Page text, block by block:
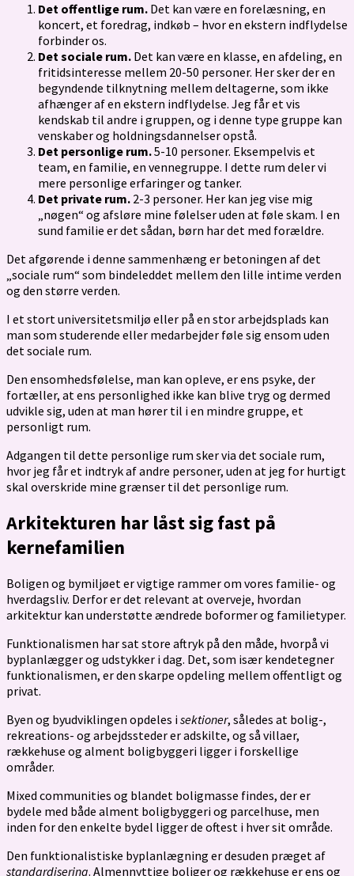
Det offentlige rum. Det kan være en forelæsning, en
koncert, et foredrag, indkøb – hvor en ekstern indflydelse
forbinder os.
Det sociale rum. Det kan være en klasse, en afdeling, en
fritidsinteresse mellem 20-50 personer. Her sker der en
begyndende tilknytning mellem deltagerne, som ikke
afhænger af en ekstern indflydelse. Jeg får et vis
kendskab til andre i gruppen, og i denne type gruppe kan
venskaber og holdningsdannelser opstå.
Det personlige rum.5-10 personer. Eksempelvis et
team, en familie, en vennegruppe. I dette rum deler vi
mere personlige erfaringer og tanker.
Det private rum. 2-3 personer. Her kan jeg vise mig
„nøgen“ og afsløre mine følelser uden at føle skam. I en
sund familie er det sådan, børn har det med forældre.
Det afgørende i denne sammenhæng er betoningen af det
„sociale rum“ som bindeleddet mellem den lille intime verden
og den større verden.
I et stort universitetsmiljø eller på en stor arbejdsplads kan
man som studerende eller medarbejder føle sig ensom uden
det sociale rum.
Den ensomhedsfølelse, man kan opleve, er ens psyke, der
fortæller, at ens personlighed ikke kan blive tryg og dermed
udvikle sig, uden at man hører til i en mindre gruppe, et
personligt rum.
Adgangen til dette personlige rum sker via det sociale rum,
hvor jeg får et indtryk af andre personer, uden at jeg for hurtigt
skal overskride mine grænser til det personlige rum.
Arkitekturen har låst sig fast på
kernefamilien
Boligen og bymiljøet er vigtige rammer om vores familie- og
hverdagsliv. Derfor er det relevant at overveje, hvordan
arkitektur kan understøtte ændrede boformer og familietyper.
Funktionalismen har sat store aftryk på den måde, hvorpå vi
byplanlægger og udstykker i dag. Det, som især kendetegner
funktionalismen, er den skarpe opdeling mellem offentligt og
privat.
Byen og byudviklingen opdeles isektioner, således at bolig-,
rekreations- og arbejdssteder er adskilte, og så villaer,
rækkehuse og alment boligbyggeri ligger i forskellige
områder.
Mixed communities og blandet boligmasse findes, der er
bydele med både alment boligbyggeri og parcelhuse, men
inden for den enkelte bydel ligger de oftest i hver sit område.
Den funktionalistiske byplanlægning er desuden præget af
standardisering. Almennyttige boliger og rækkehuse er ens og